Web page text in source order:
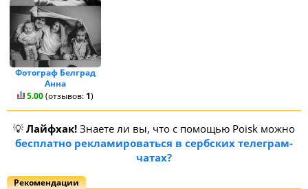
Фотограф Белград
Анна
5.00(отзывов: 1)
💡 Лайфхак! Знаете ли вы, что с помощью Poisk можно
бесплатно рекламироваться в сербских телеграм-
чатах?
Рекомендации